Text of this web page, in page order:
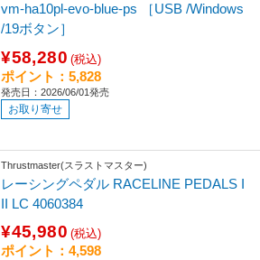
vm-ha10pl-evo-blue-ps ［USB /Windows
/19ボタン］
¥58,280 (税込)
ポイント：5,828
発売日：2026/06/01発売
お取り寄せ
Thrustmaster(スラストマスター)
レーシングペダル RACELINE PEDALS I
II LC 4060384
¥45,980 (税込)
ポイント：4,598